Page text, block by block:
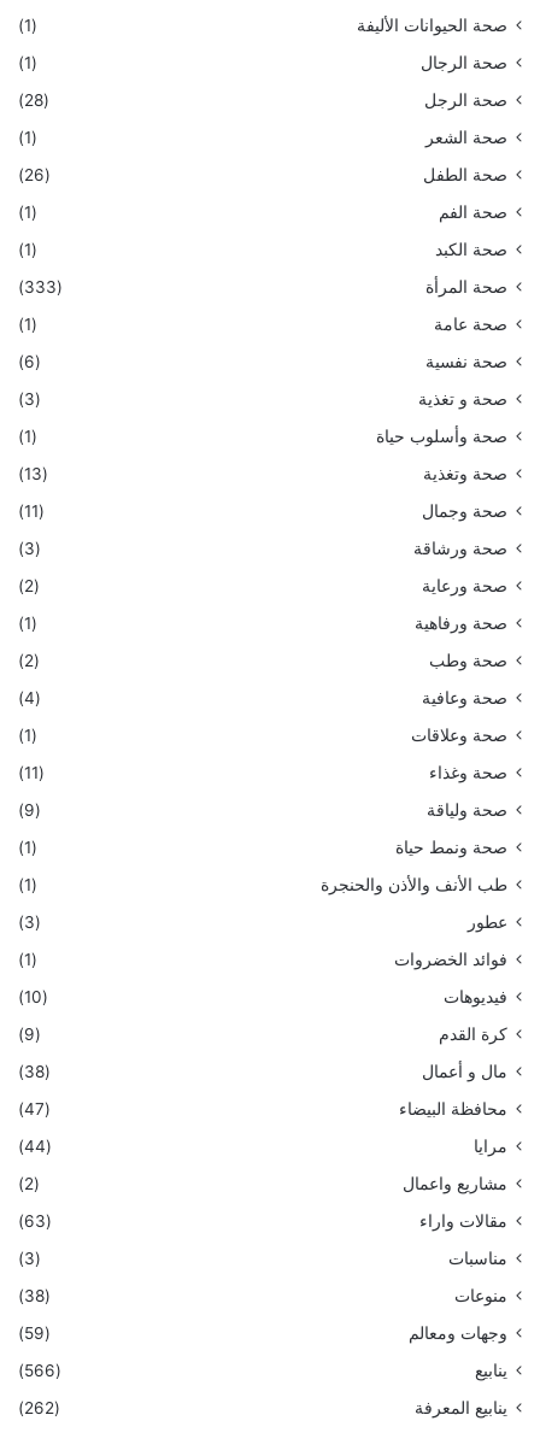
صحة الحيوانات الأليفة
(1)
صحة الرجال
(1)
صحة الرجل
(28)
صحة الشعر
(1)
صحة الطفل
(26)
صحة الفم
(1)
صحة الكبد
(1)
صحة المرأة
(333)
صحة عامة
(1)
صحة نفسية
(6)
صحة و تغذية
(3)
صحة وأسلوب حياة
(1)
صحة وتغذية
(13)
صحة وجمال
(11)
صحة ورشاقة
(3)
صحة ورعاية
(2)
صحة ورفاهية
(1)
صحة وطب
(2)
صحة وعافية
(4)
صحة وعلاقات
(1)
صحة وغذاء
(11)
صحة ولياقة
(9)
صحة ونمط حياة
(1)
طب الأنف والأذن والحنجرة
(1)
عطور
(3)
فوائد الخضروات
(1)
فيديوهات
(10)
كرة القدم
(9)
مال و أعمال
(38)
محافظة البيضاء
(47)
مرايا
(44)
مشاريع واعمال
(2)
مقالات واراء
(63)
مناسبات
(3)
منوعات
(38)
وجهات ومعالم
(59)
ينابيع
(566)
ينابيع المعرفة
(262)